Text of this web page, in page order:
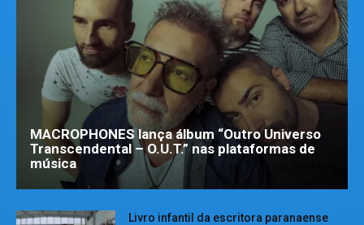
MACROPHONES lança álbum “Outro Universo
Transcendental – O.U.T.” nas plataformas de
música
Livro infantil da escritora paranaense